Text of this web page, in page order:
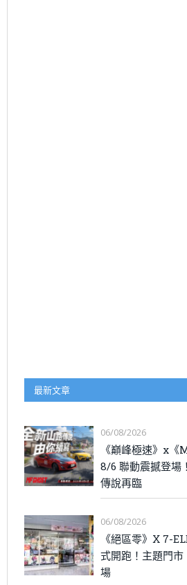
最新文章
06/08/2026
《巔峰極速》x《
8/6 聯動震撼登場
傳說再臨
06/08/2026
《絕區零》X 7-
式開跑！主題門
場